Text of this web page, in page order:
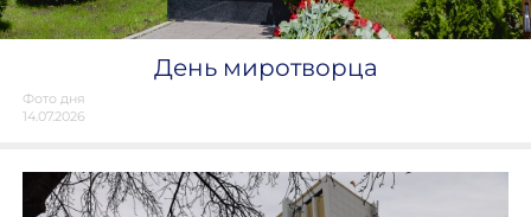
День миротворца
Фото дня
14.07.2026